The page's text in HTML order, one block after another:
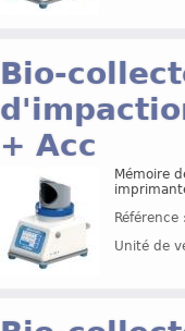
Bio-
+ Acc
Mémoire
Unité de